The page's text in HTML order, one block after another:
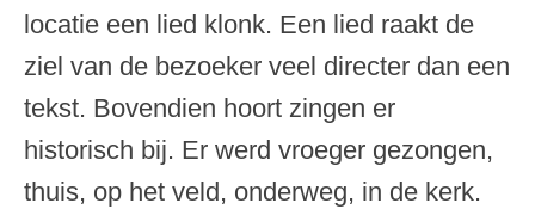
locatie een lied klonk. Een lied raakt de
ziel van de bezoeker veel directer dan een
tekst. Bovendien hoort zingen er
historisch bij. Er werd vroeger gezongen,
thuis, op het veld, onderweg, in de kerk.